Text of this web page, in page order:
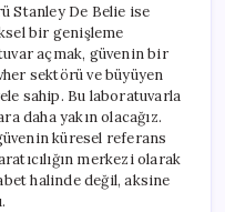
Stanley De Belie ise
bir genişleme
açmak, güvenin bir
sektörü ve büyüyen
sahip. Bu laboratuvarla
daha yakın olacağız.
küresel referans
merkezi olarak
halinde değil, aksine